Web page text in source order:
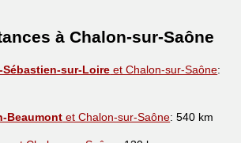
à Chalon-sur-Saône
Sébastien-sur-Loire et Chalon-sur-Saône:
Beaumont et Chalon-sur-Saône: 540 km